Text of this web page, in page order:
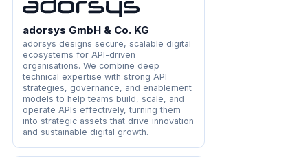
adorsys GmbH & Co. KG
adorsys designs secure, scalable digital
ecosystems for API-driven
organisations. We combine deep
technical expertise with strong API
strategies, governance, and enablement
models to help teams build, scale, and
operate APIs effectively, turning them
into strategic assets that drive innovation
and sustainable digital growth.